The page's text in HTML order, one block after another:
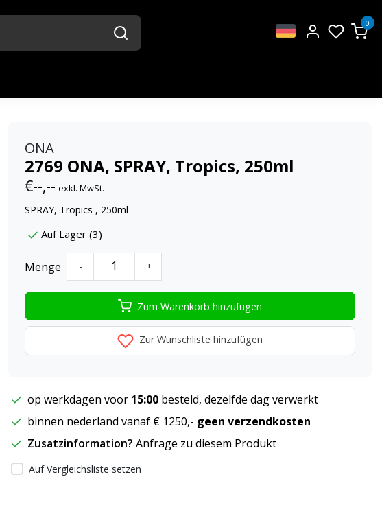
0
ONA
2769 ONA, SPRAY, Tropics, 250ml
€--,-- exkl. MwSt.
SPRAY, Tropics , 250ml
Auf Lager (3)
Menge - +
Zum Warenkorb hinzufügen
Zur Wunschliste hinzufügen
op werkdagen voor 15:00 besteld, dezelfde dag verwerkt
binnen nederland vanaf € 1250,- geen verzendkosten
Zusatzinformation? Anfrage zu diesem Produkt
Auf Vergleichsliste setzen